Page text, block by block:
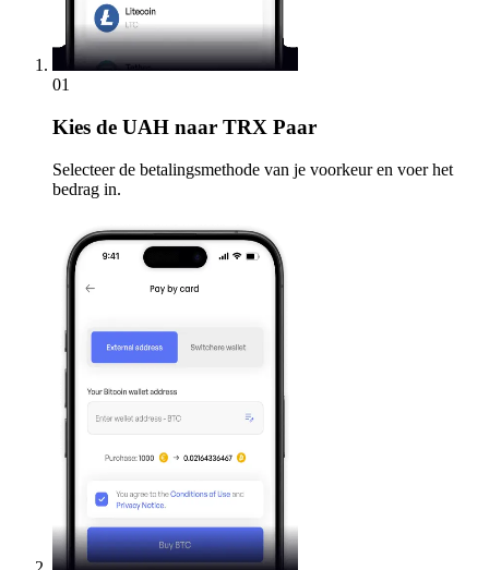
01
Kies de UAH naar TRX Paar
Selecteer de betalingsmethode van je voorkeur en voer het
bedrag in.